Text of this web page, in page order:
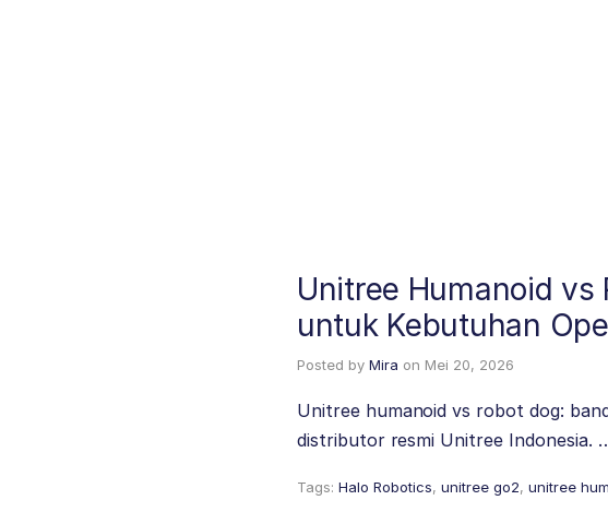
Unitree Humanoid vs
untuk Kebutuhan
Posted by Mira on Mei 20, 2026
Unitree humanoid vs robot dog:
distributor resmi Unitree Indonesia.
Tags: Halo Robotics, unitree go2, unitree